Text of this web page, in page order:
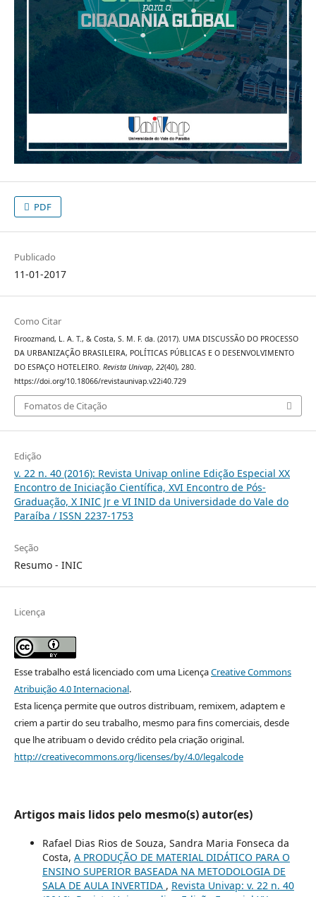
PDF
Publicado
11-01-2017
Como Citar
Firoozmand, L. A. T., & Costa, S. M. F. da. (2017). UMA DISCUSSÃO DO PROCESSO
DA URBANIZAÇÃO BRASILEIRA, POLÍTICAS PÚBLICAS E O DESENVOLVIMENTO
DO ESPAÇO HOTELEIRO. Revista Univap, 22(40), 280.
https://doi.org/10.18066/revistaunivap.v22i40.729
Fomatos de Citação
Edição
v. 22 n. 40 (2016): Revista Univap online Edição Especial XX
Encontro de Iniciação Científica, XVI Encontro de Pós-
Graduação, X INIC Jr e VI INID da Universidade do Vale do
Paraíba / ISSN 2237-1753
Seção
Resumo - INIC
Licença
Esse trabalho está licenciado com uma LicençaCreative Commons
Atribuição 4.0 Internacional.
Esta licença permite que outros distribuam, remixem, adaptem e
criem a partir do seu trabalho, mesmo para fins comerciais, desde
que lhe atribuam o devido crédito pela criação original.
http://creativecommons.org/licenses/by/4.0/legalcode
Artigos mais lidos pelo mesmo(s) autor(es)
Rafael Dias Rios de Souza, Sandra Maria Fonseca da
Costa, A PRODUÇÃO DE MATERIAL DIDÁTICO PARA O
ENSINO SUPERIOR BASEADA NA METODOLOGIA DE
SALA DE AULA INVERTIDA , Revista Univap: v. 22 n. 40